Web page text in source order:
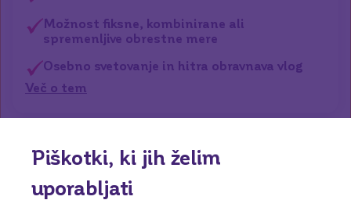
Možnost fiksne, kombinirane ali
spremenljive obrestne mere
Osebno svetovanje in hitra obravnava vlog
Več o tem
Piškotki, ki jih želim
uporabljati